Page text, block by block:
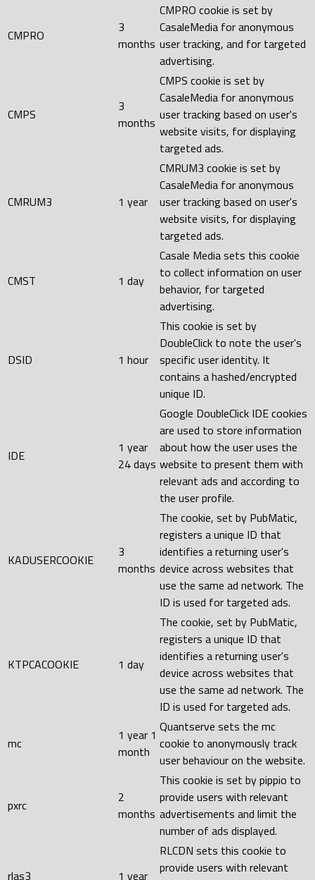
CMPRO
3
months
CMPRO cookie is set by
CasaleMedia for anonymous
user tracking, and for targeted
advertising.
CMPS
3
months
CMPS cookie is set by
CasaleMedia for anonymous
user tracking based on user's
website visits, for displaying
targeted ads.
CMRUM3 1 year
CMRUM3 cookie is set by
CasaleMedia for anonymous
user tracking based on user's
website visits, for displaying
targeted ads.
CMST 1 day
Casale Media sets this cookie
to collect information on user
behavior, for targeted
advertising.
DSID 1 hour
This cookie is set by
DoubleClick to note the user's
specific user identity. It
contains a hashed/encrypted
unique ID.
IDE
1 year
24 days
Google DoubleClick IDE cookies
are used to store information
about how the user uses the
website to present them with
relevant ads and according to
the user profile.
KADUSERCOOKIE
3
months
The cookie, set by PubMatic,
registers a unique ID that
identifies a returning user's
device across websites that
use the same ad network. The
ID is used for targeted ads.
KTPCACOOKIE 1 day
The cookie, set by PubMatic,
registers a unique ID that
identifies a returning user's
device across websites that
use the same ad network. The
ID is used for targeted ads.
mc
1 year 1
month
Quantserve sets the mc
cookie to anonymously track
user behaviour on the website.
pxrc
2
months
This cookie is set by pippio to
provide users with relevant
advertisements and limit the
number of ads displayed.
rlas3 1 year
RLCDN sets this cookie to
provide users with relevant